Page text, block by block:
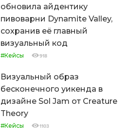
обновила айдентику
пивоварни Dynamite Valley,
сохранив её главный
визуальный код
#Кейсы 918
Визуальный образ
бесконечного уикенда в
дизайне Sol Jam от Creature
Theory
#Кейсы 1103